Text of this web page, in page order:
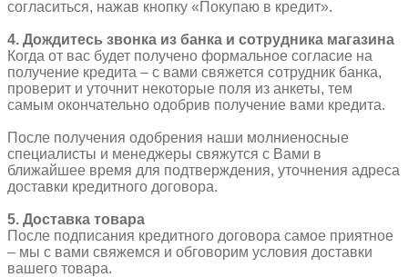
согласиться, нажав кнопку «Покупаю в кредит».
4. Дождитесь звонка из банка и сотрудника магазина
Когда от вас будет получено формальное согласие на
получение кредита – с вами свяжется сотрудник банка,
проверит и уточнит некоторые поля из анкеты, тем
самым окончательно одобрив получение вами кредита.
После получения одобрения наши молниеносные
специалисты и менеджеры свяжутся с Вами в
ближайшее время для подтверждения, уточнения адреса
доставки кредитного договора.
5. Доставка товара
После подписания кредитного договора самое приятное
– мы с вами свяжемся и обговорим условия доставки
вашего товара.